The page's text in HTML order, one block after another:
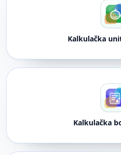
Kalkulačka
Kalkulačka